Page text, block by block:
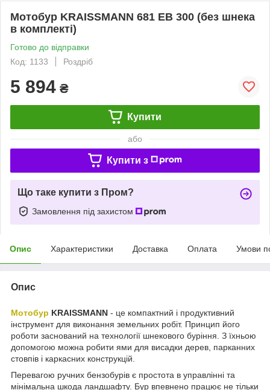
Мотобур KRAISSMANN 681 EB 300 (без шнека
в комплекті)
Готово до відправки
Код: 1133
Роздріб
5 894 ₴
Купити
або
Купити з
Що таке купити з Пром?
Замовлення під захистом
Опис Характеристики Доставка Оплата Умови
Опис
Мотобур KRAISSMANN - це компактний і продуктивний
інструмент для виконання земельних робіт. Принцип його
роботи заснований на технології шнекового буріння. З їхньою
допомогою можна робити ями для висадки дерев, парканних
стовпів і каркасних конструкцій.
Перевагою ручних бензобурів є простота в управлінні та
мінімальна шкода ландшафту. Бур впевнено працює не тільки